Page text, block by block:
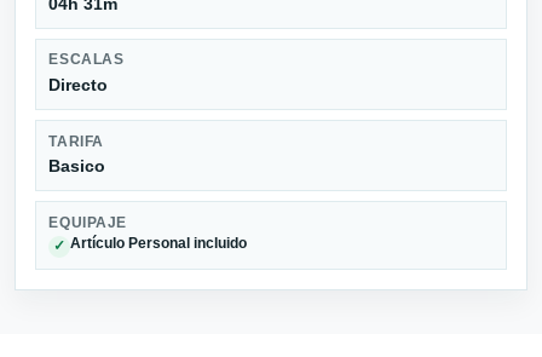
ESCALAS
Directo
TARIFA
Basico
EQUIPAJE
✓ Artículo Personal incluido